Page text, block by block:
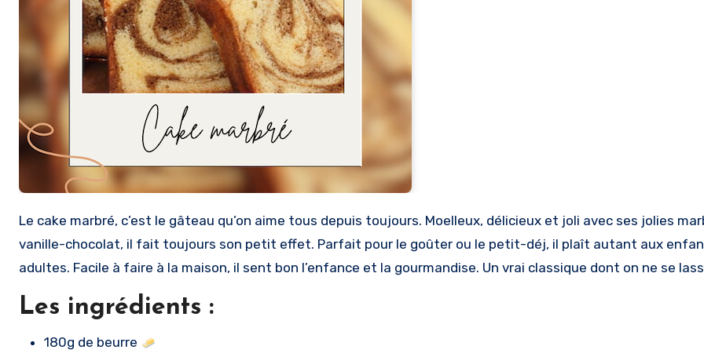
Le cake marbré, c’est le gâteau qu’on aime tous depuis toujours. Moelleux, délicieux et joli avec ses jolies marbrures
vanille-chocolat, il fait toujours son petit effet. Parfait pour le goûter ou le petit-déj, il plaît autant aux
adultes. Facile à faire à la maison, il sent bon l’enfance et la gourmandise. Un vrai classique dont on ne se
Les ingrédients :
180g de beurre